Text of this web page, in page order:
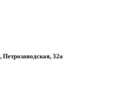
Петрозаводская, 32а